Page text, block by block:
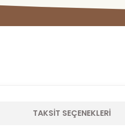
TAKSIT SEÇENEKLERI